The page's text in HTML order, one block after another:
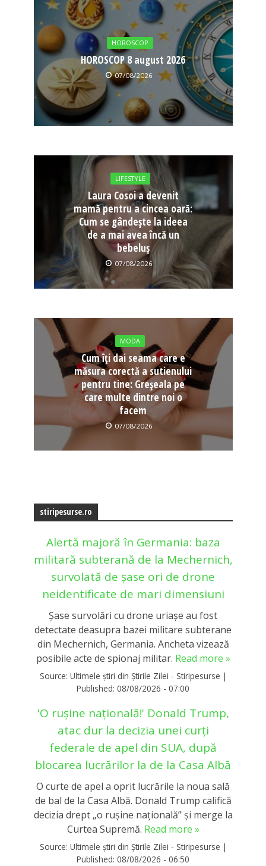
HOROSCOP
HOROSCOP 8 august 2026
07/08/2026
LIFESTYLE
Laura Cosoi a devenit
mamă pentru a cincea oară:
Cum se gândește la ideea
de a mai avea încă un
bebeluș
07/08/2026
MODA
Cum îți dai seama care e
măsura corectă a sutienului
pentru tine: Greșeala pe
care multe dintre noi o
facem
07/08/2026
stiripesurse.ro
Alertă majoră în Germania: baza
militară subterană de la Mechernich,
survolată de șase ori de drone
neidentificate de mari dimensiuni
Şase survolări cu drone uriașe au fost
detectate deasupra bazei militare subterane
din Mechernich, Germania. Ancheta vizează
posibile acte de spionaj militar. Read more »
Source: Ultimele știri din Știrile Zilei - Stiripesurse |
Published: 08/08/2026 - 07:00
'O rușine națională!' Donald Trump,
atac dur la decizia unei curți
federale de apel din SUA, după
blocarea lucrărilor la de la Casa Albă
O curte de apel a oprit lucrările la noua sală
de bal de la Casa Albă. Donald Trump califică
decizia drept „o rușine națională” și merge la
Curtea Supremă. Read more »
Source: Ultimele știri din Știrile Zilei - Stiripesurse |
Published: 08/08/2026 - 06:50